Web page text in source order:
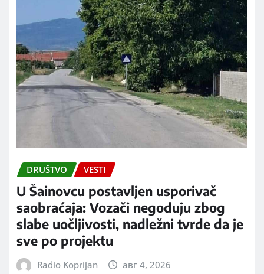
DRUŠTVO VESTI
U Šainovcu postavljen usporivač
saobraćaja: Vozači negoduju zbog
slabe uočljivosti, nadležni tvrde da je
sve po projektu
Radio Koprijan авг 4, 2026